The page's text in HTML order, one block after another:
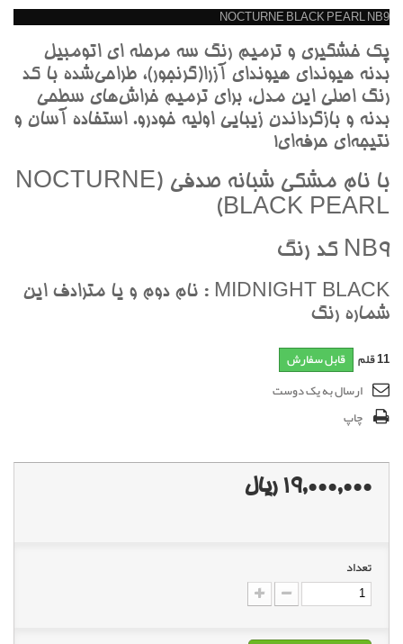
NOCTURNE BLACK PEARL NB9
پک خشگيري و ترميم رنگ سه مرحله اي اتومبيل
بدنه هيونداي هيونداي آزرا(گرنجور)، طراحي‌شده با کد
رنگ اصلي اين مدل، براي ترميم خراش‌هاي سطحي
بدنه و بازگرداندن زيبايي اوليه خودرو. استفاده آسان و
نتيجه‌اي حرفه‌اي!
با نام مشکي شبانه صدفي (NOCTURNE
BLACK PEARL)
NB9 کد رنگ
MIDNIGHT BLACK : نام دوم و يا مترادف اين
شماره رنگ
11قلم قابل سفارش
ارسال به یک دوست
چاپ
19,000,000 ریال
تعداد